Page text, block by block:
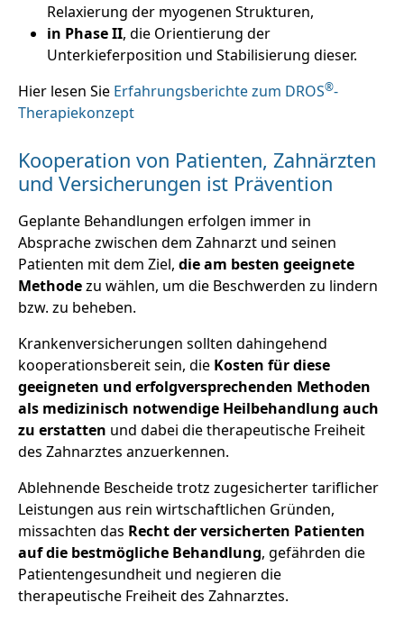
Relaxierung der myogenen Strukturen,
in Phase II, die Orientierung der
Unterkieferposition und Stabilisierung dieser.
Hier lesen Sie Erfahrungsberichte zum DROS®-
Therapiekonzept
Kooperation von Patienten, Zahnärzten
und Versicherungen ist Prävention
Geplante Behandlungen erfolgen immer in
Absprache zwischen dem Zahnarzt und seinen
Patienten mit dem Ziel, die am besten geeignete
Methodezu wählen, um die Beschwerden zu lindern
bzw. zu beheben.
Krankenversicherungen sollten dahingehend
kooperationsbereit sein, die Kosten für diese
geeigneten und erfolgversprechenden Methoden
als medizinisch notwendige Heilbehandlung auch
zu erstatten und dabei die therapeutische Freiheit
des Zahnarztes anzuerkennen.
Ablehnende Bescheide trotz zugesicherter tariflicher
Leistungen aus rein wirtschaftlichen Gründen,
missachten das Recht der versicherten Patienten
auf die bestmögliche Behandlung, gefährden die
Patientengesundheit und negieren die
therapeutische Freiheit des Zahnarztes.